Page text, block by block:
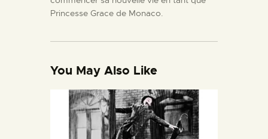
Princesse Grace de Monaco.
You May Also Like